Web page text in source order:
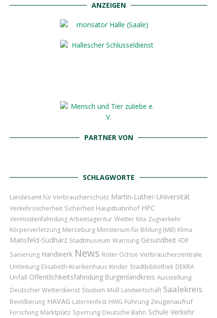
ANZEIGEN
PARTNER VON
SCHLAGWORTE
Landesamt für Verbraucherschutz Martin-Luther-Universität
Verkehrssicherheit Sicherheit Hauptbahnhof HFC
Vermisstenfahndung Arbeitsagentur Wetter Kita Zugverkehr
Körperverletzung Merseburg Ministerium für Bildung (MB) Klima
Mansfeld-Südharz Stadtmuseum Warnung Gesundheit FDP
Sanierung Handwerk News Roter Ochse Verbraucherzentrale
Umleitung Elisabeth-Krankenhaus Kinder Stadtbibliothek DEKRA
Unfall Öffentlichkeitsfahndung Burgenlandkreis Ausstellung
Deutscher Wetterdienst Studium Müll Landwirtschaft Saalekreis
Bevölkerung HAVAG Laternenfest HWG Führung Zeugenaufruf
Forschung Marktplatz Sperrung Deutsche Bahn Schule Verkehr